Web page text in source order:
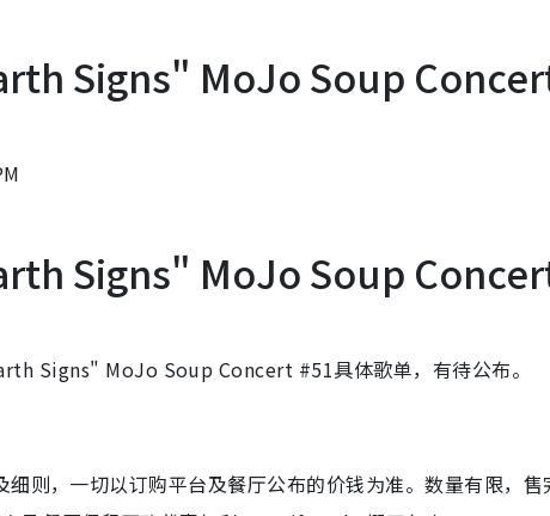
Signs" MoJo Soup
Signs" MoJo Soup
Signs" MoJo Soup Concert #51具体歌单，有待公布。
则，一切以订购平台及餐厅公布的价钱为准。数量有限，售